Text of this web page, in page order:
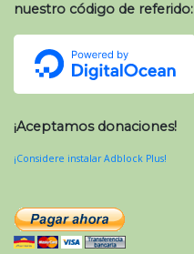
nuestro código de referido:
¡Aceptamos donaciones!
¡Considere instalar Adblock Plus!